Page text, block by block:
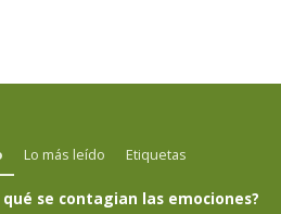
Lo más leído Etiquetas
qué se contagian las emociones?